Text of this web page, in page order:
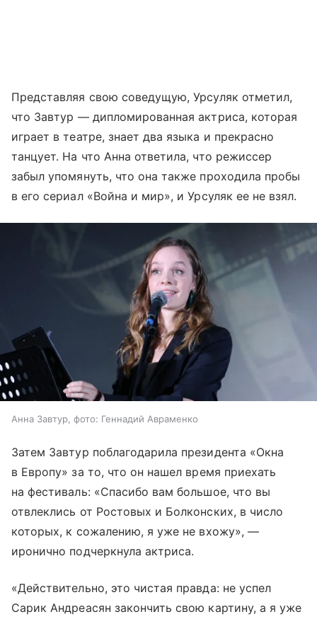
Представляя свою соведущую, Урсуляк отметил,
что Завтур — дипломированная актриса, которая
играет в театре, знает два языка и прекрасно
танцует. На что Анна ответила, что режиссер
забыл упомянуть, что она также проходила пробы
в его сериал «Война и мир», и Урсуляк ее не взял.
Анна Завтур, фото: Геннадий Авраменко
Затем Завтур поблагодарила президента «Окна
в Европу» за то, что он нашел время приехать
на фестиваль: «Спасибо вам большое, что вы
отвлеклись от Ростовых и Болконских, в число
которых, к сожалению, я уже не вхожу», —
иронично подчеркнула актриса.
«Действительно, это чистая правда: не успел
Сарик Андреасян закончить свою картину, а я уже